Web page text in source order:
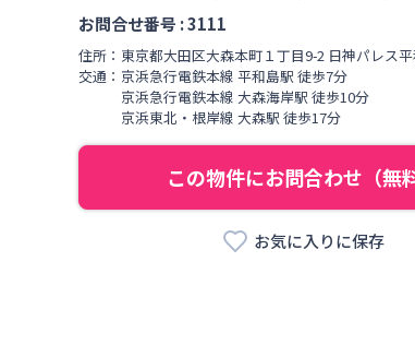
お問合せ番号 :3111
住所： 東京都大田区大森本町１丁目9-2 日神パレス
交通： 京浜急行電鉄本線 平和島駅 徒歩7分
京浜急行電鉄本線 大森海岸駅 徒歩10分
京浜東北・根岸線 大森駅 徒歩17分
この物件にお問合わせ（無料
お気に入りに保存